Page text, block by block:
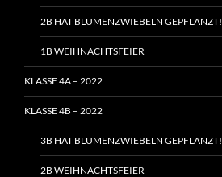
2B HAT BLUMENZWIEBELN GEPFLANZT!
1B WEIHNACHTSFEIER
KLASSE 4A – 2022
KLASSE 4B – 2022
3B HAT BLUMENZWIEBELN GEPFLANZT!
2B WEIHNACHTSFEIER